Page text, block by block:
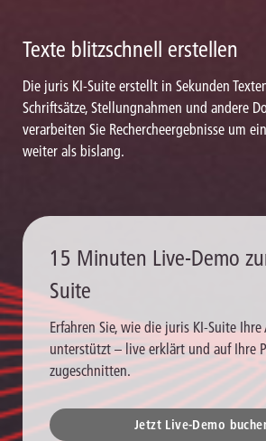
Texte blitzschnell erstellen
Die juris KI-Suite erstellt in Sekunden
Schriftsätze, Stellungnahmen und andere
verarbeiten Sie Rechercheergebnisse um
weiter als bislang.
15 Minuten Live-Demo
Suite
Erfahren Sie, wie die juris KI-Suite
unterstützt – live erklärt und auf Ihre
zugeschnitten.
Jetzt Live-Demo